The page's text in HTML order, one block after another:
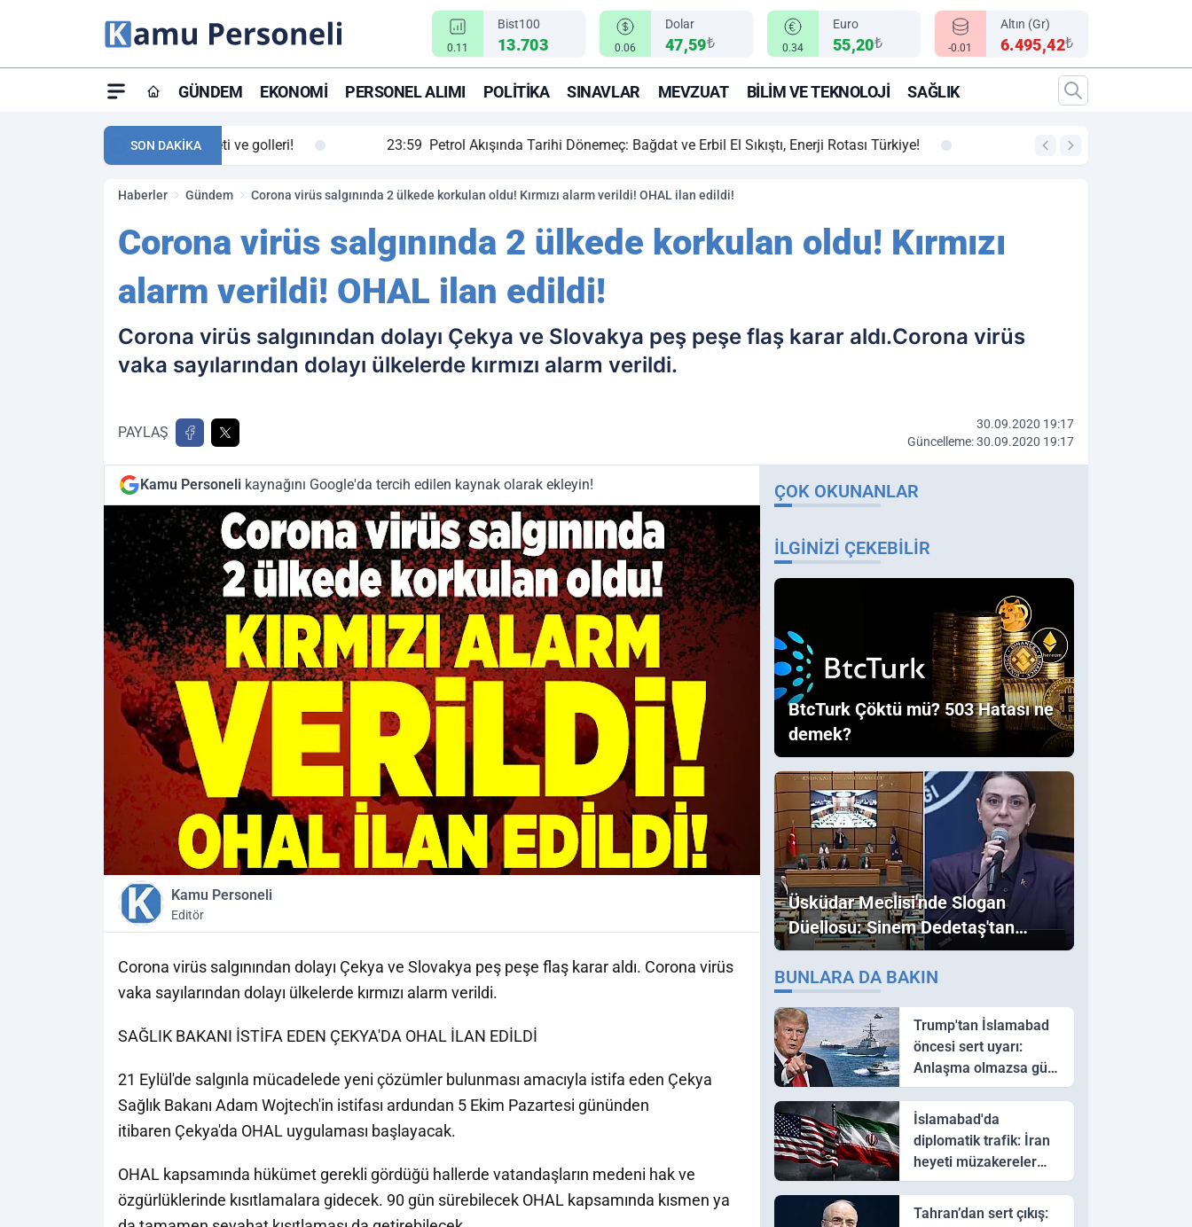
0.11
Bist100
13.703 0.06
Dolar
47,59₺ 0.34
Euro
55,20₺ -0.01
Altın (Gr)
6.495,42₺
GÜNDEM EKONOMI PERSONEL ALIMI POLITIKA SINAVLAR MEVZUAT BILIM VE TEKNOLOJI SAĞLIK
SON DAKİKA
maç özeti ve golleri! 23:59 Petrol Akışında Tarihi Dönemeç: Bağdat ve Erbil El Sıkıştı, Enerji Rotası Türkiye! 00:12
Haberler Gündem Corona virüs salgınında 2 ülkede korkulan oldu! Kırmızı alarm verildi! OHAL ilan edildi!
Corona virüs salgınında 2 ülkede korkulan oldu! Kırmızı
alarm verildi! OHAL ilan edildi!
Corona virüs salgınından dolayı Çekya ve Slovakya peş peşe flaş karar aldı.Corona virüs
vaka sayılarından dolayı ülkelerde kırmızı alarm verildi.
PAYLAŞ
30.09.2020 19:17
Güncelleme: 30.09.2020 19:17
Kamu Personeli kaynağını Google'da tercih edilen kaynak olarak ekleyin!
Kamu Personeli
Editör
Corona virüs salgınından dolayı Çekya ve Slovakya peş peşe flaş karar aldı. Corona virüs
vaka sayılarından dolayı ülkelerde kırmızı alarm verildi.
SAĞLIK BAKANI İSTİFA EDEN ÇEKYA'DA OHAL İLAN EDİLDİ
21 Eylül'de salgınla mücadelede yeni çözümler bulunması amacıyla istifa eden Çekya
Sağlık Bakanı Adam Wojtech'in istifası ardundan 5 Ekim Pazartesi gününden
itibaren Çekya'da OHAL uygulaması başlayacak.
OHAL kapsamında hükümet gerekli gördüğü hallerde vatandaşların medeni hak ve
özgürlüklerinde kısıtlamalara gidecek. 90 gün sürebilecek OHAL kapsamında kısmen ya
ÇOK OKUNANLAR
İLGINIZI ÇEKEBILIR
BtcTurk Çöktü mü? 503 Hatası ne
demek?
Üsküdar Meclisi'nde Slogan
Düellosu: Sinem Dedetaş'tan
Ezber Bozan "Erdoğan" ve
"İmamoğlu" Çıkışı!
BUNLARA DA BAKIN
Trump'tan İslamabad
öncesi sert uyarı:
Anlaşma olmazsa güç
kullanırız
İslamabad'da
diplomatik trafik: İran
heyeti müzakereler
için Pakistan'a ulaştı
Tahran’dan sert çıkış: